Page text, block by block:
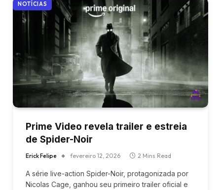
NOTÍCIAS
Prime Video revela trailer e estreia
de Spider-Noir
Erick Felipe fevereiro 12, 2026 2 Mins Read
A série live-action Spider-Noir, protagonizada por
Nicolas Cage, ganhou seu primeiro trailer oficial e